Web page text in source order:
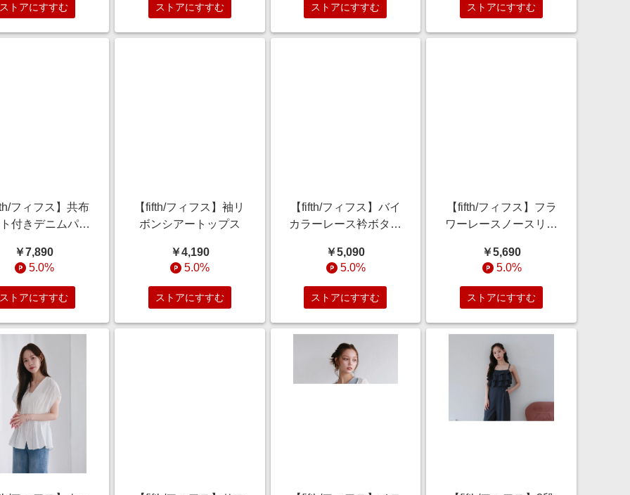
ストアにすすむ ストアにすすむ ストアにすすむ ストアにすすむ
フィフス】共布
付きデニムパン
￥7,890
5.0%
ストアにすすむ
【fifth/フィフス】袖リ
ボンシアートップス
￥4,190
5.0%
ストアにすすむ
【fifth/フィフス】バイ
カラーレース衿ボタン
￥5,090
5.0%
ストアにすすむ
【fifth/フィフス】フラ
ワーレースノースリー
￥5,690
5.0%
ストアにすすむ